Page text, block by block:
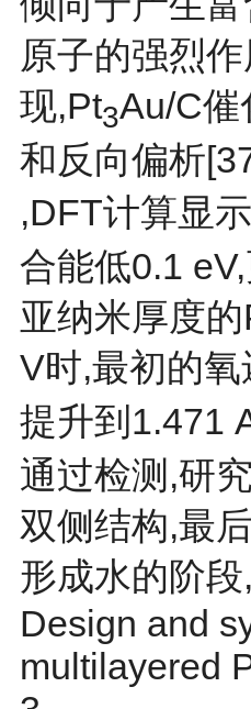
原子的强烈
现,Pt3Au/C催
和反向偏析[
,DFT计算显
合能低0.1
亚纳米厚度
V时,最初的氧
提升到1.471
通过检测,研
双侧结构,最
形成水的阶
Design and
multilayered